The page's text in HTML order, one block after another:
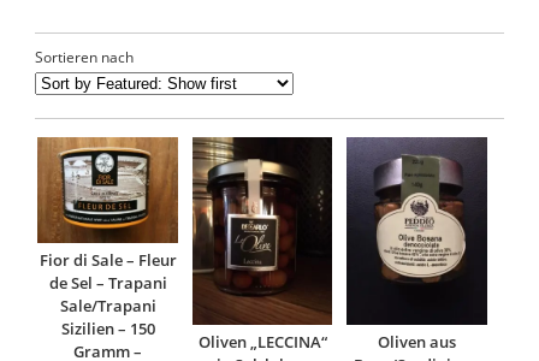
Sortieren nach
Fior di Sale – Fleur
de Sel – Trapani
Sale/Trapani
Sizilien – 150
Gramm –
Oliven „LECCINA“
Oliven aus